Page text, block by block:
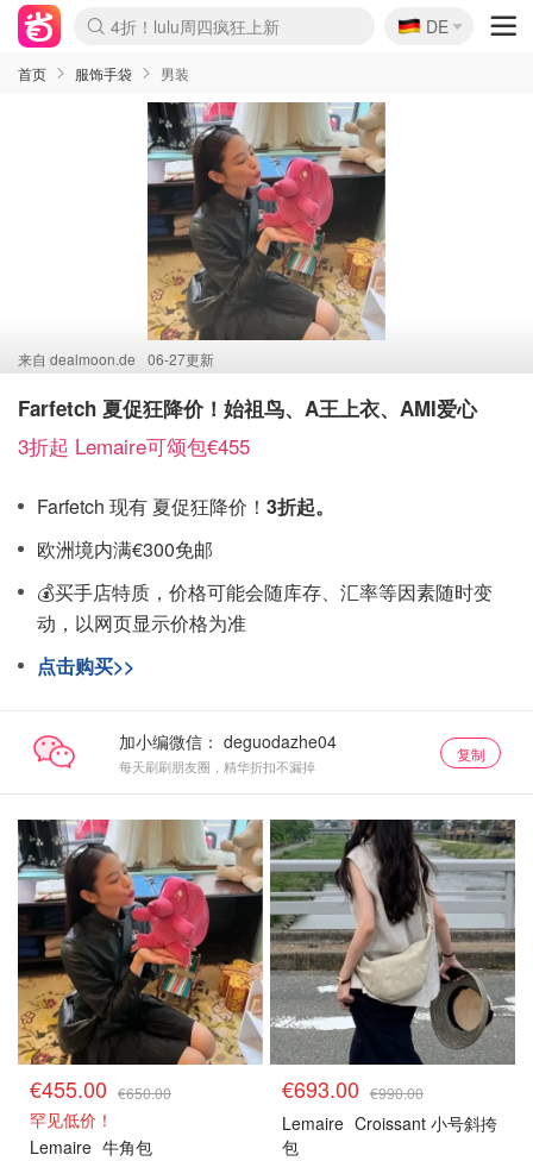
Boticinal 夏促开抢！
4折！lulu周四疯狂上新
还没结束！&OtherStories大促
Joybuy变相75折 随时失效
速领！Stanley独家85折
疑似霸哥！Camper额外叠85折
Zalando 奥莱闪促！每日更新
Moncler反季囤！5折起+叠9折
Coach Brooklyn仅€192
🇩🇪
DE
首页 服饰手袋 男装
来自 dealmoon.de 06-27更新
Farfetch 夏促狂降价！始祖鸟、A王上衣、AMI爱心
3折起 Lemaire可颂包€455
Farfetch 现有 夏促狂降价！ 3折起。
欧洲境内满€300免邮
💰买手店特质，价格可能会随库存、汇率等因素随时变
动，以网页显示价格为准
点击购买>>
加小编微信：
每天刷刷朋友圈，精华折扣不漏掉
复制
€455.00 €650.00
罕见低价！
Lemaire 牛角包
€693.00 €990.00
Lemaire Croissant 小号斜挎
包